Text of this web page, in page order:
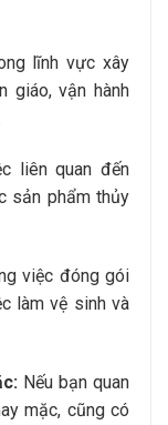
lĩnh vực xây
giáo, vận hành
liên quan đến
sản phẩm thủy
việc đóng gói
làm vệ sinh và
Nếu bạn quan
mặc, cũng có